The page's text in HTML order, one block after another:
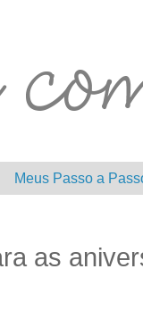
Meus Passo a
as